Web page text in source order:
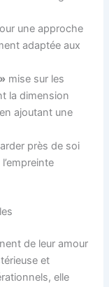
une approche
adaptée aux
mise sur les
la dimension
ajoutant une
près de soi
de leur amour
et
elle